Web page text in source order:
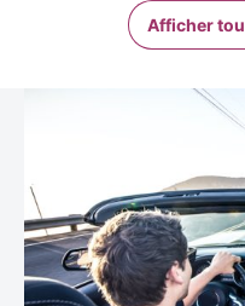
Afficher